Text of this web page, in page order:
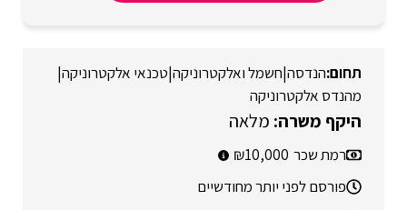
הנדסה|חשמל ואלקטרוניקה|טכנאי אלקטרוניקה|
מהנדס אלקטרוניקה
מלאה
רמת שכר 10,000
פורסם לפני יותר מחודשיים